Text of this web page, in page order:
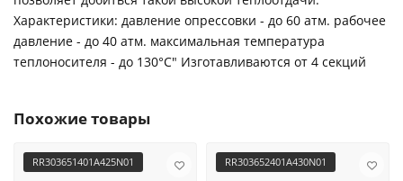
Характеристики: давление опрессовки - до 60 атм. рабочее
давление - до 40 атм. максимальная температура
теплоносителя - до 130°С" Изготавливаются от 4 секций
Похожие товары
RR303651401A425N01 RR303652401A430N01